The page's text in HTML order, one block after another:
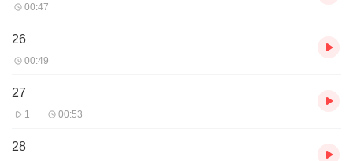
00:47
26
00:49
27
1 00:53
28